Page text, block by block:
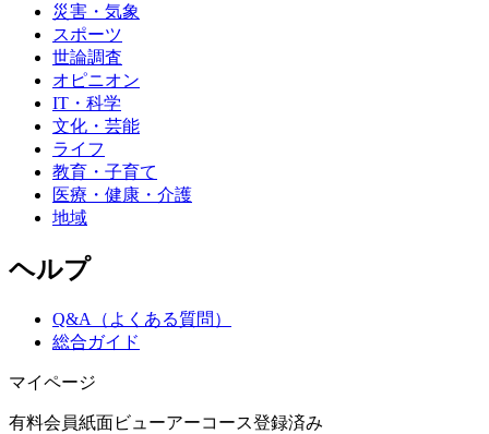
災害・気象
スポーツ
世論調査
オピニオン
IT・科学
文化・芸能
ライフ
教育・子育て
医療・健康・介護
地域
ヘルプ
Q&A（よくある質問）
総合ガイド
マイページ
有料会員紙面ビューアーコース登録済み